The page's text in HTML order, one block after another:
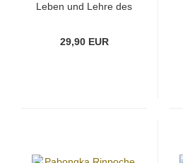
Leben und Lehre des
29,90 EUR